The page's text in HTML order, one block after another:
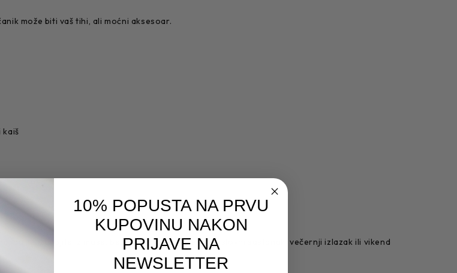
može biti vaš tihi, ali moćni aksesoar.
kaiš
da se izdvojite iz mase, bez obzira da li idete na poslovni sastanak, večernji izlazak ili vikend
10% POPUSTA NA PRVU
KUPOVINU NAKON
PRIJAVE NA
NEWSLETTER